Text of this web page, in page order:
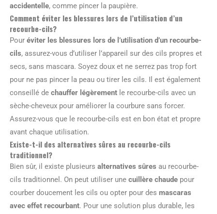
accidentelle, comme pincer la paupière.
Comment éviter les blessures lors de l’utilisation d’un
recourbe-cils?
Pour éviter les blessures lors de l’utilisation d’un recourbe-
cils, assurez-vous d’utiliser l’appareil sur des cils propres et
secs, sans mascara. Soyez doux et ne serrez pas trop fort
pour ne pas pincer la peau ou tirer les cils. Il est également
conseillé de chauffer légèrement le recourbe-cils avec un
sèche-cheveux pour améliorer la courbure sans forcer.
Assurez-vous que le recourbe-cils est en bon état et propre
avant chaque utilisation.
Existe-t-il des alternatives sûres au recourbe-cils
traditionnel?
Bien sûr, il existe plusieurs alternatives sûres au recourbe-
cils traditionnel. On peut utiliser une cuillère chaude pour
courber doucement les cils ou opter pour des mascaras
avec effet recourbant. Pour une solution plus durable, les